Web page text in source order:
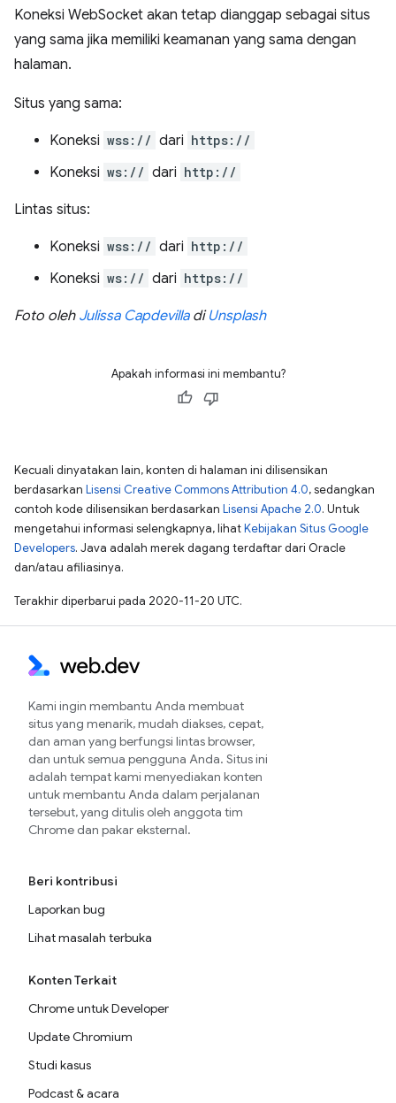
Koneksi WebSocket akan tetap dianggap sebagai situs
yang sama jika memiliki keamanan yang sama dengan
halaman.
Situs yang sama:
Koneksi wss:// dari https://
Koneksi ws:// dari http://
Lintas situs:
Koneksi wss:// dari http://
Koneksi ws:// dari https://
Foto oleh Julissa CapdevilladiUnsplash
Apakah informasi ini membantu?
Kecuali dinyatakan lain, konten di halaman ini dilisensikan
berdasarkan Lisensi Creative Commons Attribution 4.0, sedangkan
contoh kode dilisensikan berdasarkan Lisensi Apache 2.0. Untuk
mengetahui informasi selengkapnya, lihatKebijakan Situs Google
Developers. Java adalah merek dagang terdaftar dari Oracle
dan/atau afiliasinya.
Terakhir diperbarui pada 2020-11-20 UTC.
Kami ingin membantu Anda membuat
situs yang menarik, mudah diakses, cepat,
dan aman yang berfungsi lintas browser,
dan untuk semua pengguna Anda. Situs ini
adalah tempat kami menyediakan konten
untuk membantu Anda dalam perjalanan
tersebut, yang ditulis oleh anggota tim
Chrome dan pakar eksternal.
Beri kontribusi
Laporkan bug
Lihat masalah terbuka
Konten Terkait
Chrome untuk Developer
Update Chromium
Studi kasus
Podcast & acara